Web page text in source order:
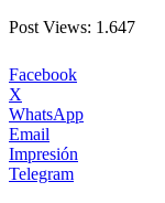
Post Views: 1.647
Facebook
X
WhatsApp
Email
Impresión
Telegram